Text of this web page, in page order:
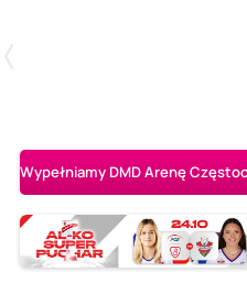
Wypełniamy DMD Arenę